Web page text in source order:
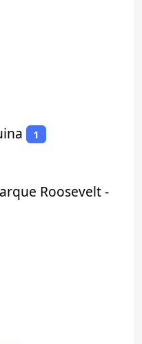
1
Roosevelt -